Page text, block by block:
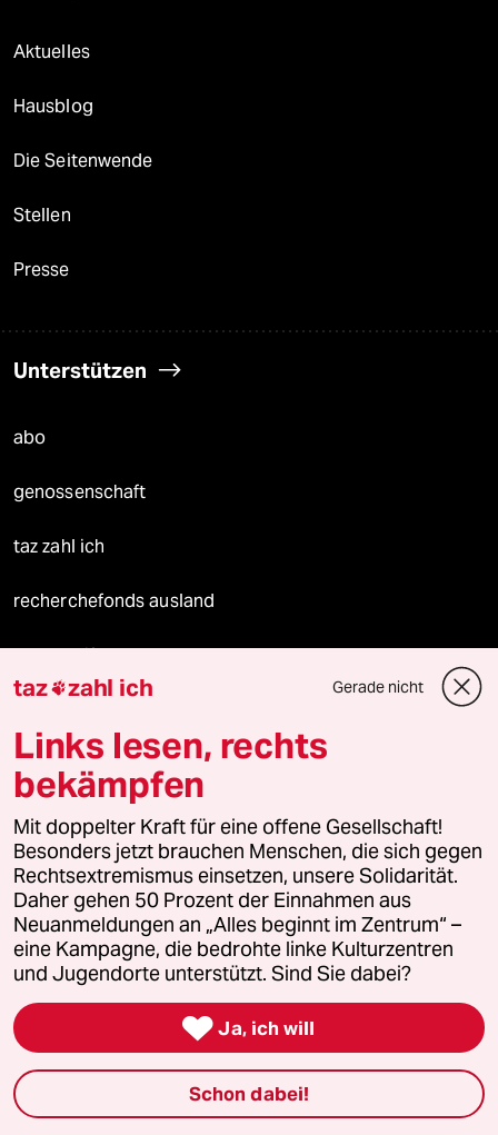
Aktuelles
Hausblog
Die Seitenwende
Stellen
Presse
Unterstützen
abo
genossenschaft
taz zahl ich
recherchefonds ausland
bundestalk
fernverbindung
klima update°
Mauerecho
Freie Rede
taz zahl ich Gerade nicht
Links lesen, rechts
bekämpfen
Mit doppelter Kraft für eine offene Gesellschaft!
Besonders jetzt brauchen Menschen, die sich gegen
Rechtsextremismus einsetzen, unsere Solidarität.
Daher gehen 50 Prozent der Einnahmen aus
Neuanmeldungen an „Alles beginnt im Zentrum“ –
eine Kampagne, die bedrohte linke Kulturzentren
und Jugendorte unterstützt. Sind Sie dabei?
 Ja, ich will
Schon dabei!